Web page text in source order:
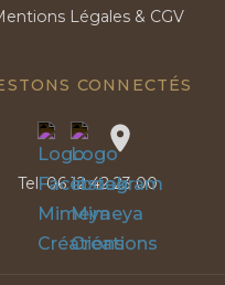
Légales & CGV
CONNECTÉS
Tel:06 12 42 23 00